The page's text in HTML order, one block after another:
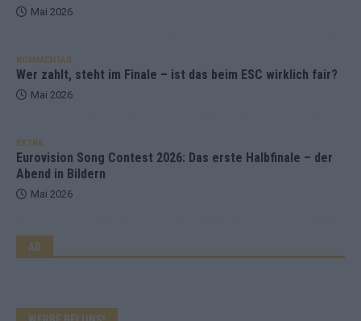
Mai 2026
KOMMENTAR
Wer zahlt, steht im Finale – ist das beim ESC wirklich fair?
Mai 2026
EXTRA
Eurovision Song Contest 2026: Das erste Halbfinale – der
Abend in Bildern
Mai 2026
AD